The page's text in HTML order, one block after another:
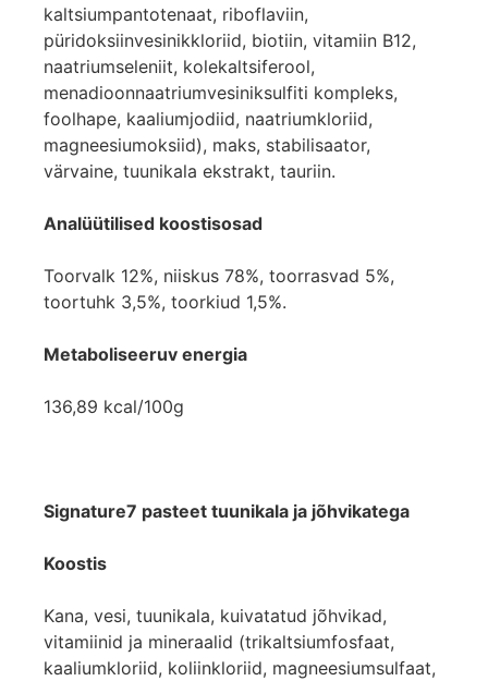
kaltsiumpantotenaat, riboflaviin,
püridoksiinvesinikkloriid, biotiin, vitamiin B12,
naatriumseleniit, kolekaltsiferool,
menadioonnaatriumvesiniksulfiti kompleks,
foolhape, kaaliumjodiid, naatriumkloriid,
magneesiumoksiid), maks, stabilisaator,
värvaine, tuunikala ekstrakt, tauriin.
Analüütilised koostisosad
Toorvalk 12%, niiskus 78%, toorrasvad 5%,
toortuhk 3,5%, toorkiud 1,5%.
Metaboliseeruv energia
136,89 kcal/100g
Signature7 pasteet tuunikala ja jõhvikatega
Koostis
Kana, vesi, tuunikala, kuivatatud jõhvikad,
vitamiinid ja mineraalid (trikaltsiumfosfaat,
kaaliumkloriid, koliinkloriid, magneesiumsulfaat,